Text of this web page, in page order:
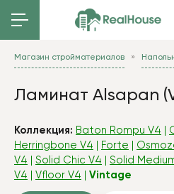
Магазин стройматериалов
Ламинат Alsapan
Коллекция: Baton Rompu V4
Herringbone V4
Forte
V4
Solid Chic V4 Solid
V4
Vfloor V4 Vintage